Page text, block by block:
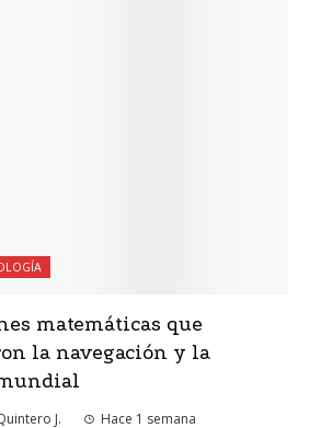
matemáticas que
la navegación y la
J. Hace 1 semana